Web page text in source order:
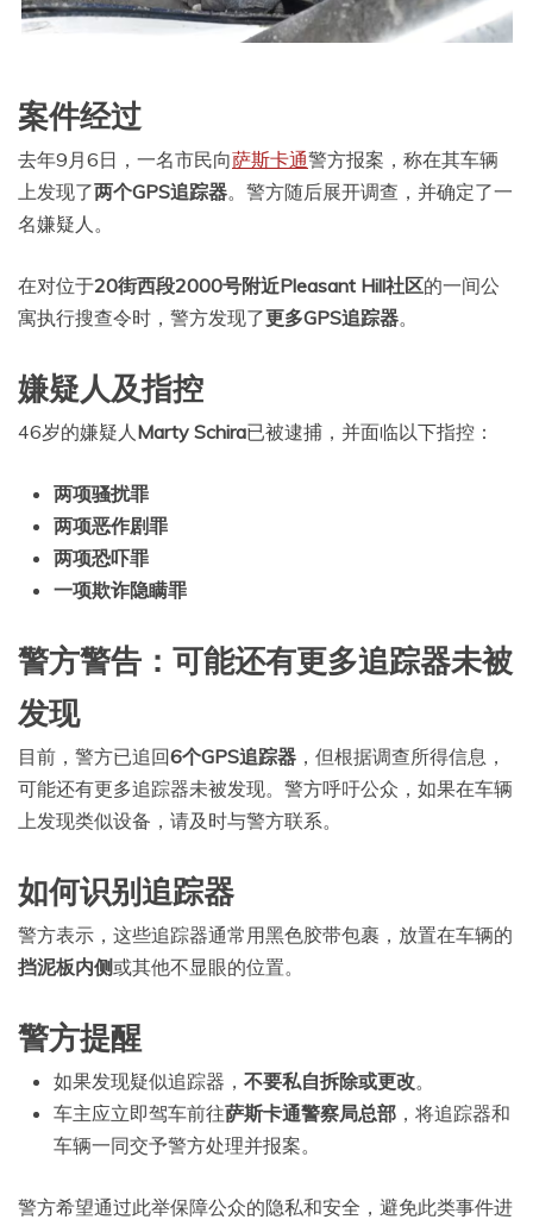
案件经过
去年9月6日，一名市民向萨斯卡通警方报案，称在其车辆
上发现了两个GPS追踪器。警方随后展开调查，并确定了一
名嫌疑人。
在对位于20街西段2000号附近Pleasant Hill社区的一间公
寓执行搜查令时，警方发现了更多GPS追踪器。
嫌疑人及指控
46岁的嫌疑人Marty Schira已被逮捕，并面临以下指控：
两项骚扰罪
两项恶作剧罪
两项恐吓罪
一项欺诈隐瞒罪
警方警告：可能还有更多追踪器未被
发现
目前，警方已追回6个GPS追踪器 ，但根据调查所得信息，
可能还有更多追踪器未被发现。警方呼吁公众，如果在车辆
上发现类似设备，请及时与警方联系。
如何识别追踪器
警方表示，这些追踪器通常用黑色胶带包裹，放置在车辆的
挡泥板内侧或其他不显眼的位置。
警方提醒
如果发现疑似追踪器， 不要私自拆除或更改。
车主应立即驾车前往萨斯卡通警察局总部 ，将追踪器和
车辆一同交予警方处理并报案。
警方希望通过此举保障公众的隐私和安全，避免此类事件进